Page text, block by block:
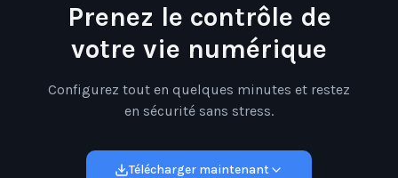
Prenez le contrôle de
votre vie numérique
Configurez tout en quelques minutes et restez
en sécurité sans stress.
Télécharger maintenant